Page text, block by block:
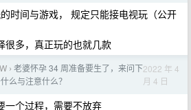
时间与游戏， 规定只能接电视玩（公开
很多，真正玩的也就几款
› 老婆怀孕 34 周准备要生了，来问下
么与注意什么？
2022 年 4
月 4 日
一个过程，需要不放弃